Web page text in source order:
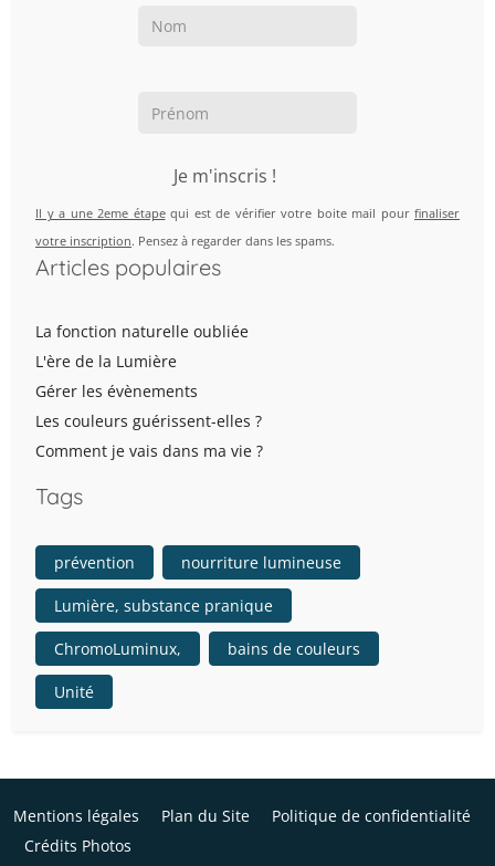
Je m'inscris !
Il y a une 2eme étapequi est de vérifier votre boite mail pour finaliser
votre inscription. Pensez à regarder dans les spams.
Articles populaires
La fonction naturelle oubliée
L'ère de la Lumière
Gérer les évènements
Les couleurs guérissent-elles ?
Comment je vais dans ma vie ?
Tags
prévention nourriture lumineuse
Lumière, substance pranique
ChromoLuminux, bains de couleurs
Unité
Mentions légales Plan du Site
Politique de confidentialité
Crédits Photos